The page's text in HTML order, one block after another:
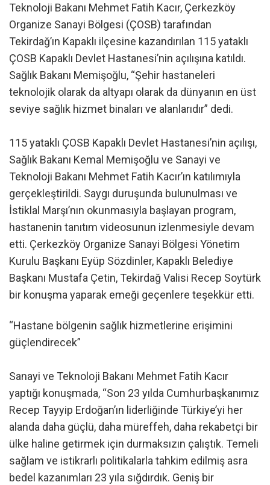
Teknoloji Bakanı Mehmet Fatih Kacır, Çerkezköy
Organize Sanayi Bölgesi (ÇOSB) tarafından
Tekirdağ’ın Kapaklı ilçesine kazandırılan 115 yataklı
ÇOSB Kapaklı Devlet Hastanesi’nin açılışına katıldı.
Sağlık Bakanı Memişoğlu, “Şehir hastaneleri
teknolojik olarak da altyapı olarak da dünyanın en üst
seviye sağlık hizmet binaları ve alanlarıdır” dedi.
115 yataklı ÇOSB Kapaklı Devlet Hastanesi’nin açılışı,
Sağlık Bakanı Kemal Memişoğlu ve Sanayi ve
Teknoloji Bakanı Mehmet Fatih Kacır’ın katılımıyla
gerçekleştirildi. Saygı duruşunda bulunulması ve
İstiklal Marşı’nın okunmasıyla başlayan program,
hastanenin tanıtım videosunun izlenmesiyle devam
etti. Çerkezköy Organize Sanayi Bölgesi Yönetim
Kurulu Başkanı Eyüp Sözdinler, Kapaklı Belediye
Başkanı Mustafa Çetin, Tekirdağ Valisi Recep Soytürk
bir konuşma yaparak emeği geçenlere teşekkür etti.
“Hastane bölgenin sağlık hizmetlerine erişimini
güçlendirecek”
Sanayi ve Teknoloji Bakanı Mehmet Fatih Kacır
yaptığı konuşmada, “Son 23 yılda Cumhurbaşkanımız
Recep Tayyip Erdoğan’ın liderliğinde Türkiye’yi her
alanda daha güçlü, daha müreffeh, daha rekabetçi bir
ülke haline getirmek için durmaksızın çalıştık. Temeli
sağlam ve istikrarlı politikalarla tahkim edilmiş asra
bedel kazanımları 23 yıla sığdırdık. Geniş bir